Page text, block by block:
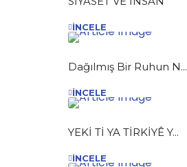
İNCELE
Dağılmış Bir Ruhun N...
İNCELE
YEKİ Tİ YA TİRKİYÊ Y...
İNCELE